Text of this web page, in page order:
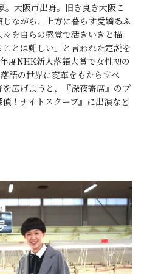
。大阪市出身。旧き良き大阪こ
ながら、上方に暮らす愛嬌あふ
を自らの感覚で活きいきと描
とは難しい」と言われた定説を
度NHK新人落語大賞で女性初の
語の世界に変革をもたらすべ
広げようと、『深夜寄席』のプ
！ナイトスクープ』に出演など